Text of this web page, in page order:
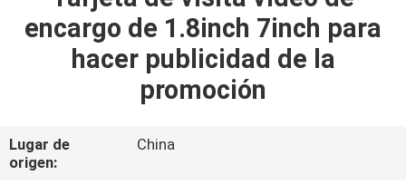
PRODUCTOS
NOSOTROS
encargo de 1.8inch 7inch para
hacer publicidad de la
promoción
Lugar de
origen:
China